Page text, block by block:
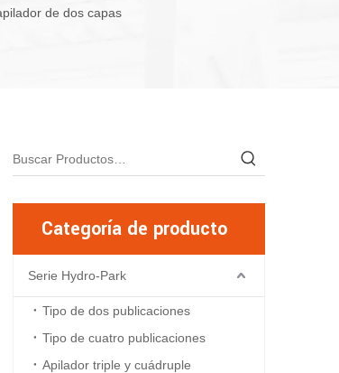
de dos capas
Categoría de producto
Serie Hydro-Park
Tipo de dos publicaciones
Tipo de cuatro publicaciones
Apilador triple y cuádruple